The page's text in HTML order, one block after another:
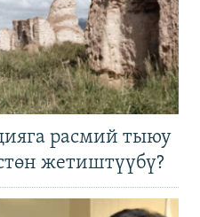
расмий тыюу
жетиштүүбү?